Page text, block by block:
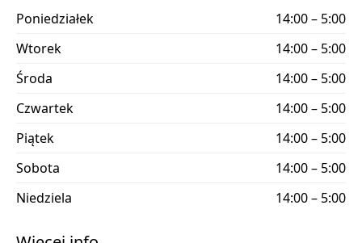
Poniedziałek
14:00 – 5:00
Wtorek
14:00 – 5:00
Środa
14:00 – 5:00
Czwartek
14:00 – 5:00
Piątek
14:00 – 5:00
Sobota
14:00 – 5:00
Niedziela
14:00 – 5:00